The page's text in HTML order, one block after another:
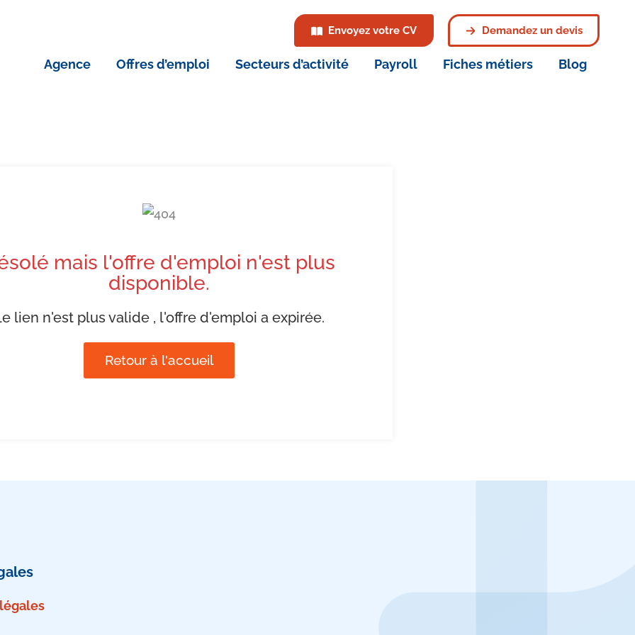
Envoyez votre CV Demandez un devis
Agence Offres d’emploi Secteurs d’activité Payroll Fiches métiers Blog
mais l'offre d'emploi n'est plus
disponible.
lien n'est plus valide , l'offre d'emploi a expirée.
Retour à l'accueil